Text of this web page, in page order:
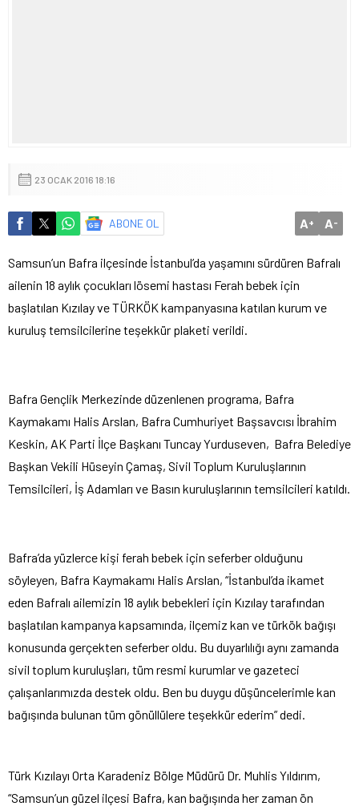
23 OCAK 2016 18:16
ABONE OL A+ A-
Samsun’un Bafra ilçesinde İstanbul’da yaşamını sürdüren Bafralı
ailenin 18 aylık çocukları lösemi hastası Ferah bebek için
başlatılan Kızılay ve TÜRKÖK kampanyasına katılan kurum ve
kuruluş temsilcilerine teşekkür plaketi verildi.
Bafra Gençlik Merkezinde düzenlenen programa, Bafra
Kaymakamı Halis Arslan, Bafra Cumhuriyet Başsavcısı İbrahim
Keskin, AK Parti İlçe Başkanı Tuncay Yurduseven, Bafra Belediye
Başkan Vekili Hüseyin Çamaş, Sivil Toplum Kuruluşlarının
Temsilcileri, İş Adamları ve Basın kuruluşlarının temsilcileri katıldı.
Bafra’da yüzlerce kişi ferah bebek için seferber olduğunu
söyleyen, Bafra Kaymakamı Halis Arslan, “İstanbul’da ikamet
eden Bafralı ailemizin 18 aylık bebekleri için Kızılay tarafından
başlatılan kampanya kapsamında, ilçemiz kan ve türkök bağışı
konusunda gerçekten seferber oldu. Bu duyarlılığı aynı zamanda
sivil toplum kuruluşları, tüm resmi kurumlar ve gazeteci
çalışanlarımızda destek oldu. Ben bu duygu düşüncelerimle kan
bağışında bulunan tüm gönüllülere teşekkür ederim” dedi.
Türk Kızılayı Orta Karadeniz Bölge Müdürü Dr. Muhlis Yıldırım,
“Samsun’un güzel ilçesi Bafra, kan bağışında her zaman ön